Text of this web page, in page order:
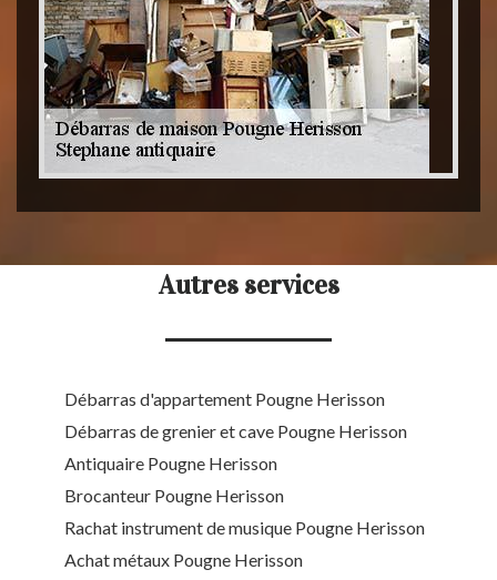
Autres services
Débarras d'appartement Pougne Herisson
Débarras de grenier et cave Pougne Herisson
Antiquaire Pougne Herisson
Brocanteur Pougne Herisson
Rachat instrument de musique Pougne Herisson
Achat métaux Pougne Herisson